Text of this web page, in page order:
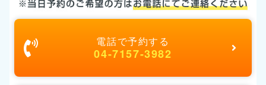
電話で予約する
04-7157-3982